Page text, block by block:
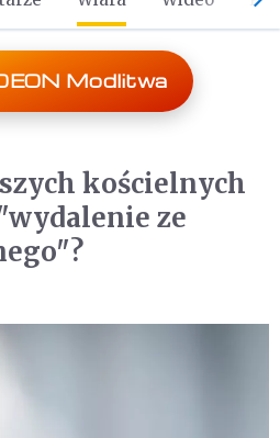
Modlitwa
kościelnych
ze